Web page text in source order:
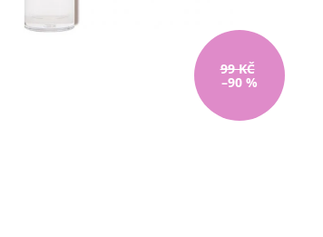
99 KČ
–90 %